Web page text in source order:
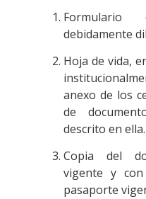
debidamente
Hoja de vida,
anexo de los
de
descrito en ella.
Copia del
vigente y
pasaporte